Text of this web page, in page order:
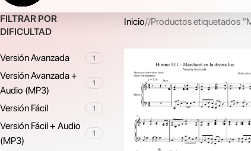
FILTRAR POR
DIFICULTAD
Versión Avanzada 1
Versión Avanzada +
Audio (MP3)
1
Versión Fácil 1
Versión Fácil + Audio
(MP3)
1
Inicio/ Productos etiquetados